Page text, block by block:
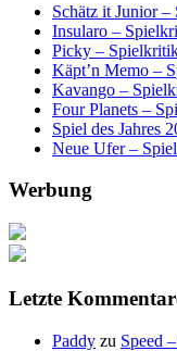
Schätz it Junior
Insularo –
Picky –
Käpt’n Memo –
Kavango –
Four Planets –
Spiel des Jahres
Neue Ufer –
Werbung
Letzte
Paddy zu Speed